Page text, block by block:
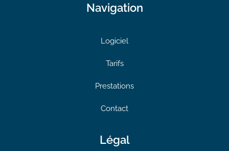
Navigation
Logiciel
Tarifs
Prestations
Contact
Légal